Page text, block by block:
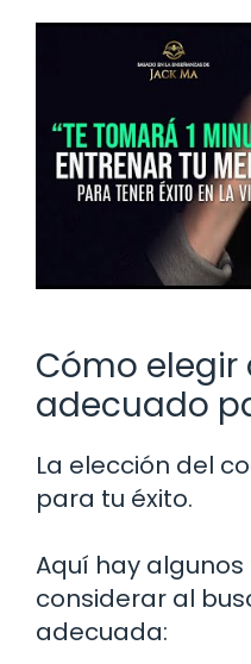
Cómo elegir
adecuado
La elección del
para tu éxito.
Aquí hay
considerar al
adecuada: